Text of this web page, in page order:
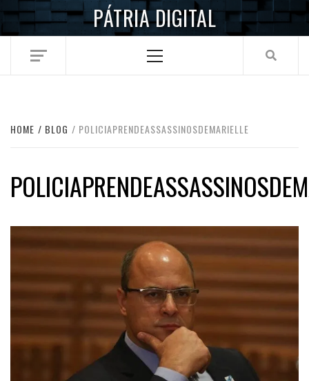
Skip
PÁTRIA DIGITAL
Menu
HOME BLOG POLICIAPRENDEASSASSINOSDEMARIELLE